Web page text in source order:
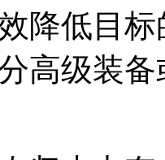
降低目
高级装